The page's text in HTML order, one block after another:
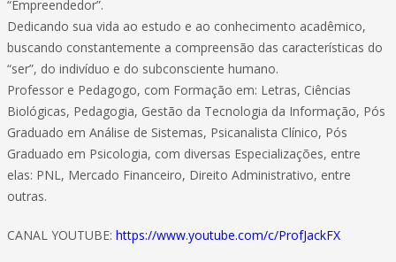
“Empreendedor”.
Dedicando sua vida ao estudo e ao conhecimento acadêmico,
buscando constantemente a compreensão das características do
“ser”, do indivíduo e do subconsciente humano.
Professor e Pedagogo, com Formação em: Letras, Ciências
Biológicas, Pedagogia, Gestão da Tecnologia da Informação, Pós
Graduado em Análise de Sistemas, Psicanalista Clínico, Pós
Graduado em Psicologia, com diversas Especializações, entre
elas: PNL, Mercado Financeiro, Direito Administrativo, entre
outras.
CANAL YOUTUBE: https://www.youtube.com/c/ProfJackFX